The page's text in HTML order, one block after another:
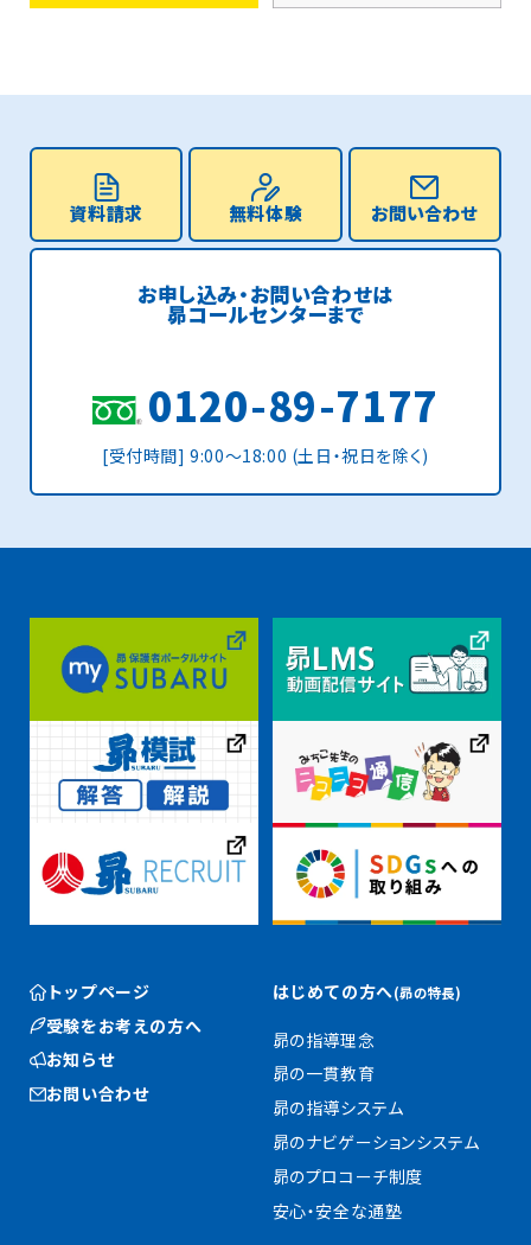
資料請求 無料体験 お問い合わせ
お申し込み・お問い合わせは
昴コールセンターまで
0120-89-7177
[受付時間] 9:00〜18:00 (土日・祝日を除く)
トップページ
受験をお考えの方へ
お知らせ
お問い合わせ
はじめての方へ(昴の特長)
昴の指導理念
昴の一貫教育
昴の指導システム
昴のナビゲーションシステム
昴のプロコーチ制度
安心・安全な通塾